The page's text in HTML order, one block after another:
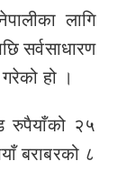
लागि
सर्वसाधारण
हो ।
रुपैयाँको २५
बराबरको ८